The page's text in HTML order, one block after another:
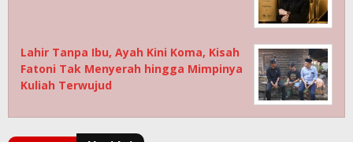
Lahir Tanpa Ibu, Ayah Kini Koma, Kisah
Fatoni Tak Menyerah hingga Mimpinya
Kuliah Terwujud